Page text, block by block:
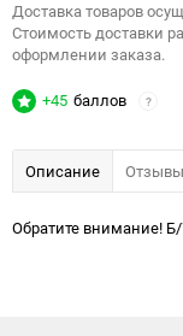
Доставка товаров
Стоимость доставки
оформлении заказа.
+45 баллов ?
Описание Отзывы
Обратите внимание!